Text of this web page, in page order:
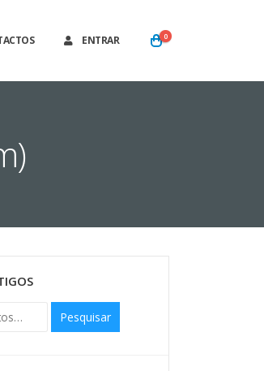
ENTRAR 0
Pesquisar